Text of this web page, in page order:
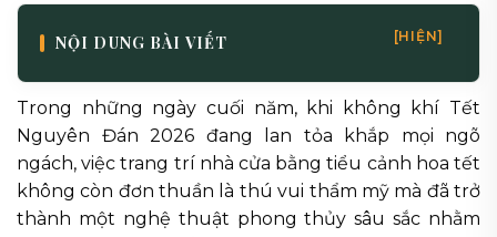
NỘI DUNG BÀI VIẾT [HIỆN]
Trong những ngày cuối năm, khi không khí Tết
Nguyên Đán 2026 đang lan tỏa khắp mọi ngõ
ngách, việc trang trí nhà cửa bằng tiểu cảnh hoa tết
không còn đơn thuần là thú vui thẩm mỹ mà đã trở
thành một nghệ thuật phong thủy sâu sắc nhằm